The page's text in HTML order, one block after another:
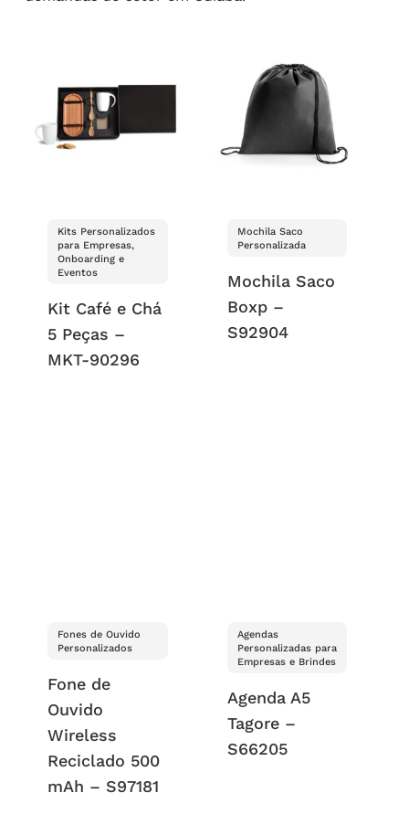
Kits Personalizados
para Empresas,
Onboarding e
Eventos
Kit Café e Chá
5 Peças –
MKT-90296
Mochila Saco
Personalizada
Mochila Saco
Boxp –
S92904
Fones de Ouvido
Personalizados
Fone de
Ouvido
Wireless
Reciclado 500
mAh – S97181
Agendas
Personalizadas para
Empresas e Brindes
Agenda A5
Tagore –
S66205